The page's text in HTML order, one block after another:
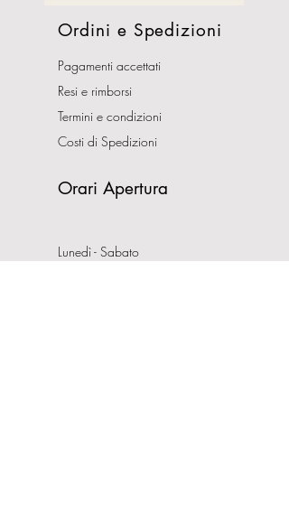
Ordini e Spedizioni
Pagamenti accettati
Resi e rimborsi
Termini e condizioni
Costi di Spedizioni
Orari Apertura
Lunedì - Sabato